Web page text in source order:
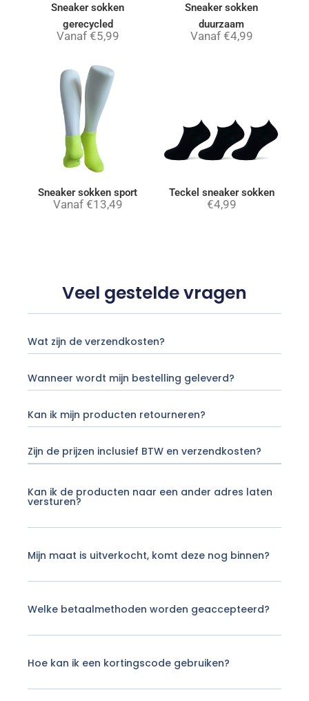
Sneaker sokken
gerecycled
Vanaf €5,99
Sneaker sokken
duurzaam
Vanaf €4,99
Sneaker sokken sport
Vanaf €13,49
Teckel sneaker sokken
€4,99
Veel gestelde vragen
Wat zijn de verzendkosten?
Wanneer wordt mijn bestelling geleverd?
Kan ik mijn producten retourneren?
Zijn de prijzen inclusief BTW en verzendkosten?
Kan ik de producten naar een ander adres laten
versturen?
Mijn maat is uitverkocht, komt deze nog binnen?
Welke betaalmethoden worden geaccepteerd?
Hoe kan ik een kortingscode gebruiken?